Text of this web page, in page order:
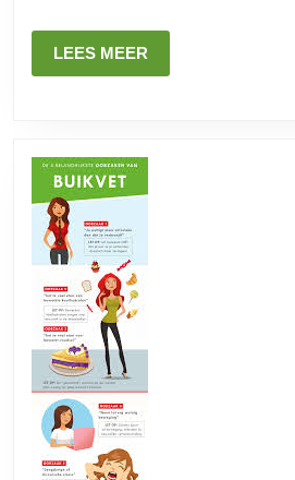
LEES MEER
MEER